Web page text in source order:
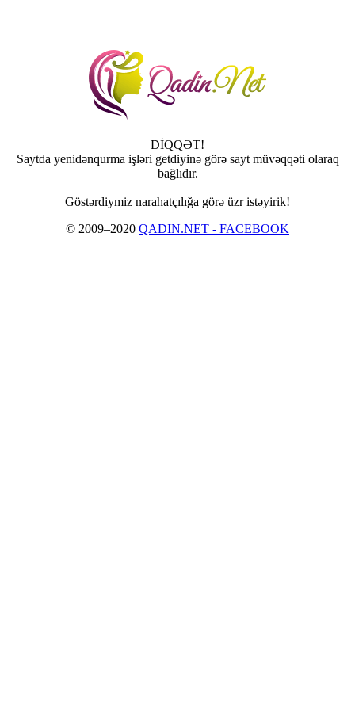
DİQQƏT!
Saytda yenidənqurma işləri getdiyinə görə sayt müvəqqəti olaraq
bağlıdır.
Göstərdiymiz narahatçılığa görə üzr istəyirik!
© 2009–2020 QADIN.NET - FACEBOOK